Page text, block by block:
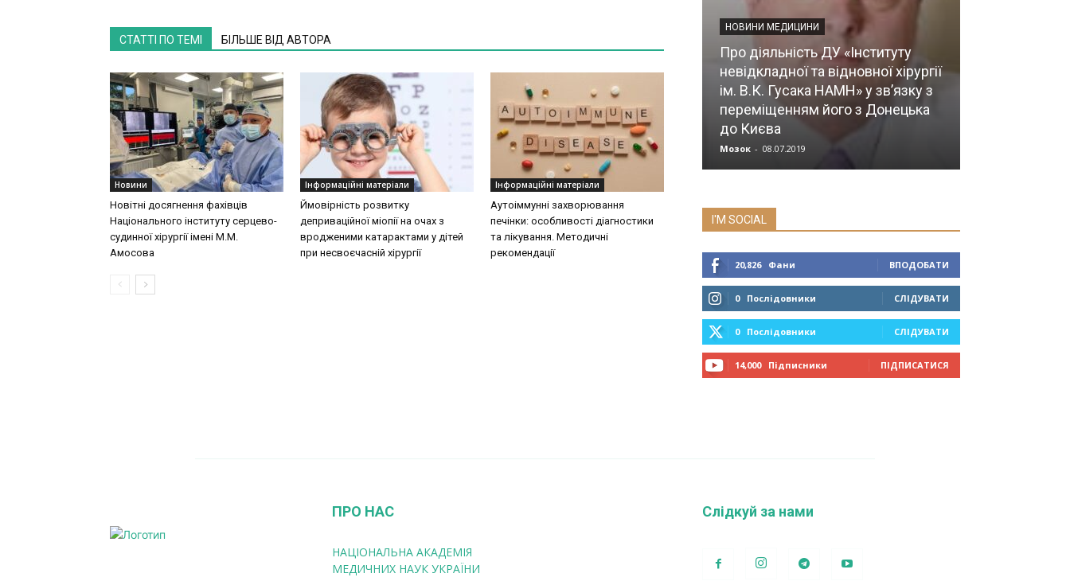
СТАТТІ ПО ТЕМІ БІЛЬШЕ ВІД АВТОРА
Новини
Новітні досягнення фахівців
Національного інституту серцево-
судинної хірургії імeні М.М.
Амосова
Інформаційні матеріали
Ймовірність розвитку
деприваційної міопії на очах з
вродженими катарактами у дітей
при несвоєчасній хірургії
Інформаційні матеріали
Аутоіммунні захворювання
печінки: особливості діагностики
та лікування. Методичні
рекомендації
НОВИНИ МЕДИЦИНИ
Про діяльність ДУ «Інституту
невідкладної та відновної хірургії
ім. В.К. Гусака НАМН» у зв’язку з
переміщенням його з Донецька
до Києва
Мозок - 08.07.2019
I'M SOCIAL
20,826 Фани ВПОДОБАТИ
0 Послідовники СЛІДУВАТИ
0 Послідовники СЛІДУВАТИ
14,000 Підписники ПІДПИСАТИСЯ
ПРО НАС
НАЦІОНАЛЬНА АКАДЕМІЯ
МЕДИЧНИХ НАУК УКРАЇНИ
Слідкуй за нами